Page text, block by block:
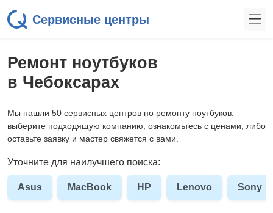
Сервисные центры
Ремонт ноутбуков
в Чебоксарах
Мы нашли 50 сервисных центров по ремонту ноутбуков:
выберите подходящую компанию, ознакомьтесь с ценами, либо
оставьте заявку и мастер свяжется с вами.
Уточните для наилучшего поиска:
Asus MacBook HP Lenovo Sony